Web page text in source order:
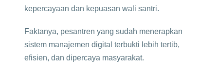
kepercayaan dan kepuasan wali santri.
Faktanya, pesantren yang sudah menerapkan
sistem manajemen digital terbukti lebih tertib,
efisien, dan dipercaya masyarakat.